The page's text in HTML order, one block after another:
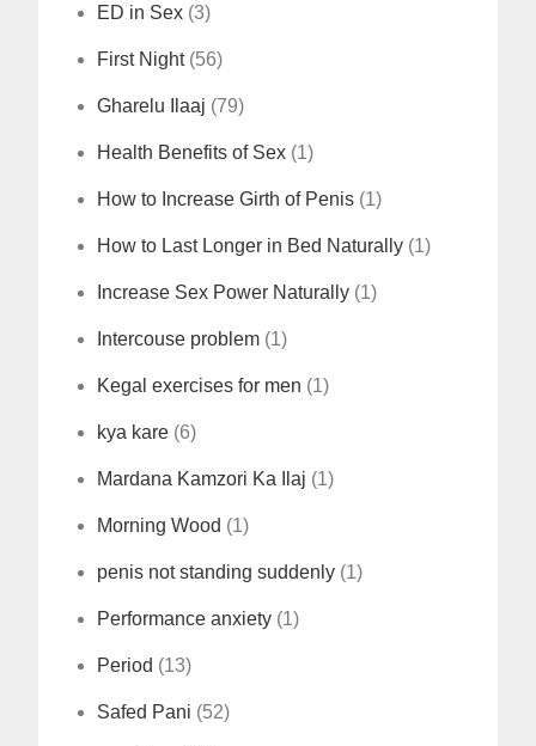
ED in Sex (3)
First Night(56)
Gharelu Ilaaj (79)
Health Benefits of Sex (1)
How to Increase Girth of Penis (1)
How to Last Longer in Bed Naturally (1)
Increase Sex Power Naturally (1)
Intercouse problem (1)
Kegal exercises for men (1)
kya kare (6)
Mardana Kamzori Ka Ilaj (1)
Morning Wood (1)
penis not standing suddenly (1)
Performance anxiety (1)
Period (13)
Safed Pani (52)